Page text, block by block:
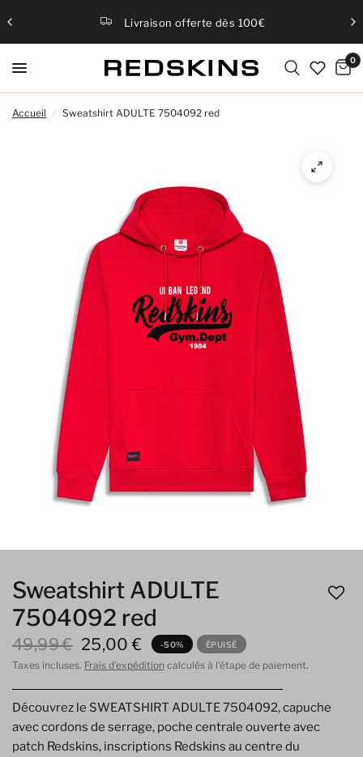
Livraison offerte dès 100€
0
Accueil / Sweatshirt ADULTE 7504092 red
Sweatshirt ADULTE
7504092 red
49,99 € 25,00 € -50% ÉPUISÉ
Taxes incluses. Frais d'expédition calculés à l'étape de paiement.
Découvrez le SWEATSHIRT ADULTE 7504092, capuche
avec cordons de serrage, poche centrale ouverte avec
patch Redskins, inscriptions Redskins au centre du